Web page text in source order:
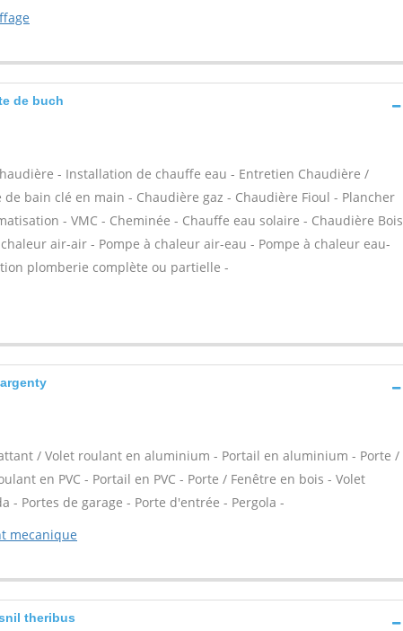
de buch
- Installation de chauffe eau - Entretien Chaudière /
bain clé en main - Chaudière gaz - Chaudière Fioul - Plancher
- VMC - Cheminée - Chauffe eau solaire - Chaudière Bois
air-air - Pompe à chaleur air-eau - Pompe à chaleur eau-
plomberie complète ou partielle -
/ Volet roulant en aluminium - Portail en aluminium - Porte /
en PVC - Portail en PVC - Porte / Fenêtre en bois - Volet
- Portes de garage - Porte d'entrée - Pergola -
mecanique
theribus